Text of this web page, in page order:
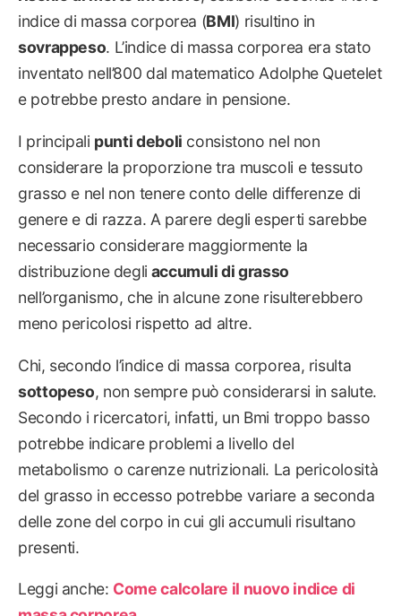
indice di massa corporea (BMI) risultino in
sovrappeso. L’indice di massa corporea era stato
inventato nell’800 dal matematico Adolphe Quetelet
e potrebbe presto andare in pensione.
I principali punti deboli consistono nel non
considerare la proporzione tra muscoli e tessuto
grasso e nel non tenere conto delle differenze di
genere e di razza. A parere degli esperti sarebbe
necessario considerare maggiormente la
distribuzione degli accumuli di grasso
nell’organismo, che in alcune zone risulterebbero
meno pericolosi rispetto ad altre.
Chi, secondo l’indice di massa corporea, risulta
sottopeso, non sempre può considerarsi in salute.
Secondo i ricercatori, infatti, un Bmi troppo basso
potrebbe indicare problemi a livello del
metabolismo o carenze nutrizionali. La pericolosità
del grasso in eccesso potrebbe variare a seconda
delle zone del corpo in cui gli accumuli risultano
presenti.
Leggi anche: Come calcolare il nuovo indice di